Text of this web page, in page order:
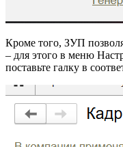
Кроме того, ЗУП
– для этого в меню
поставьте галку в